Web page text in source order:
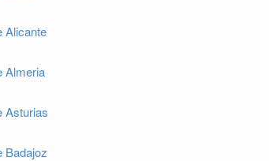
Alicante
Almeria
Asturias
Badajoz